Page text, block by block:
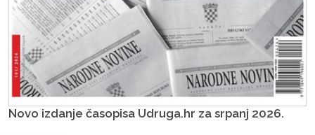
Novo izdanje časopisa Udruga.hr za srpanj 2026.